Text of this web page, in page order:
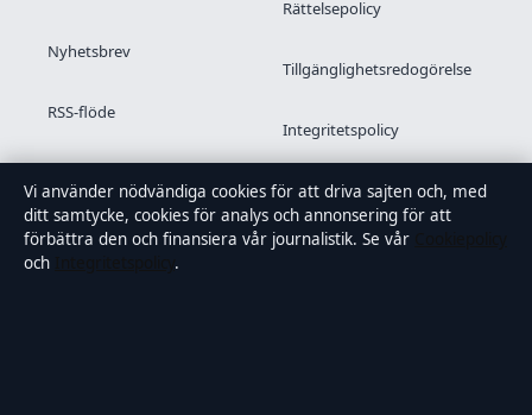
Nyhetsbrev
RSS-flöde
Rättelsepolicy
Tillgänglighetsredogörelse
Integritetspolicy
Kändisar & integritet
Vi använder nödvändiga cookies för att driva sajten och, med
ditt samtycke, cookies för analys och annonsering för att
förbättra den och finansiera vår journalistik. Se vår
och
.